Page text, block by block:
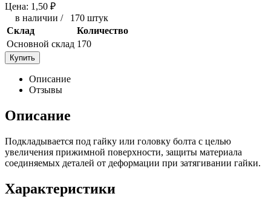
Цена: 1,50 ₽
в наличии / 170 штук
Склад
Количество
Основной склад 170
Купить
Описание
Отзывы
Описание
Подкладывается под гайку или головку болта с целью
увеличения прижимной поверхности, защиты материала
соединяемых деталей от деформации при затягивании гайки.
Характеристики